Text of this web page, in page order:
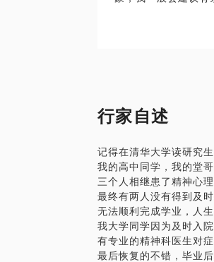
如同原生家庭对我们
冰冻三尺非一日之寒
行家自述
记得在清华大学读研究
我的高中同学，我的堂
三个人相继患了精神心
最终有两人没有得到及
无法顺利完成学业，人
我大学同学因为及时入院
有专业的精神科医生对
最后恢复的不错，毕业